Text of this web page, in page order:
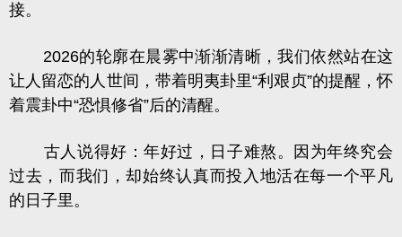
接。
2026的轮廓在晨雾中渐渐清晰，我们依然站在这
让人留恋的人世间，带着明夷卦里“利艰贞”的提醒，怀
着震卦中“恐惧修省”后的清醒。
古人说得好：年好过，日子难熬。因为年终究会
过去，而我们，却始终认真而投入地活在每一个平凡
的日子里。